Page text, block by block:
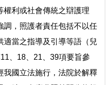
權利或社會傳統之辯護理
調，照護者責任包括不以任
適當之指導及引導等語（兒
、18、21、39項要旨參
我國立法施行，法院於解釋